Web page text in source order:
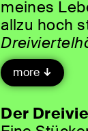
meines
allzu hoch
Da ist dann
diesem
meisten?
einer
more
Der